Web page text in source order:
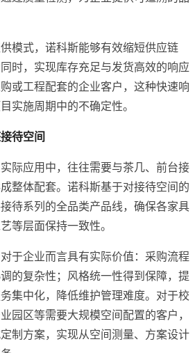
模式，诺科斯能够有效缩短供应链
时，实现库存充足与发货高效的响应
或工程配套的企业客户，这种快速响
实施周期中的不确定性。
待空间
际应用中，往往需要与茶几、前台接
整体配套。诺科斯基于对接待空间的
待系列的全品类产品线，确保各家具
等层面保持一致性。
于企业而言具有实际价值：采购流程
的复杂性；风格统一性得到保障，提
集中化，降低维护管理难度。对于校
园区等需要大规模空间配置的客户，
制方案，实现从空间测量、方案设计